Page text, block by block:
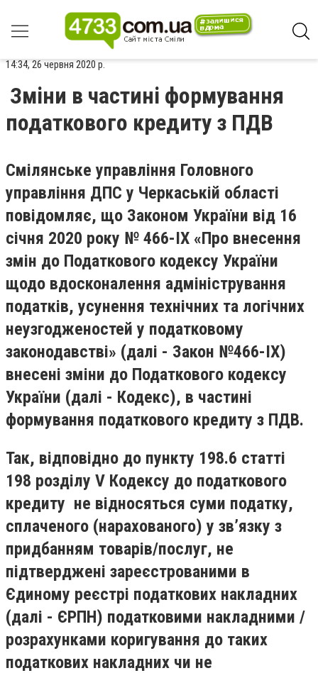
14:34, 26 червня 2020 р.
Зміни в частині формування
податкового кредиту з ПДВ
Смілянське управління Головного
управління ДПС у Черкаській області
повідомляє, що Законом України від 16
січня 2020 року № 466-ІХ «Про внесення
змін до Податкового кодексу України
щодо вдосконалення адміністрування
податків, усунення технічних та логічних
неузгодженостей у податковому
законодавстві» (далі - Закон №466-ІХ)
внесені зміни до Податкового кодексу
України (далі - Кодекс), в частині
формування податкового кредиту з ПДВ.
Так, відповідно до пункту 198.6 статті
198 розділу V Кодексу до податкового
кредиту не відносяться суми податку,
сплаченого (нарахованого) у зв’язку з
придбанням товарів/послуг, не
підтверджені зареєстрованими в
Єдиному реєстрі податкових накладних
(далі - ЄРПН) податковими накладними /
розрахунками коригування до таких
податкових накладних чи не